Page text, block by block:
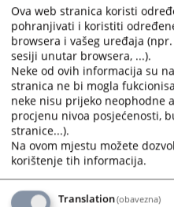
Trenutno
Ova web stranica koristi
pohranjivati i koristiti
browsera i vašeg uređaja
sesiji unutar browsera, ...).
Neke od ovih informacija su
stranica ne bi mogla
neke nisu prijeko neophodne
procjenu nivoa posjećenosti,
stranice...).
Na ovom mjestu možete
korištenje tih informacija.
Translation(obavezna)